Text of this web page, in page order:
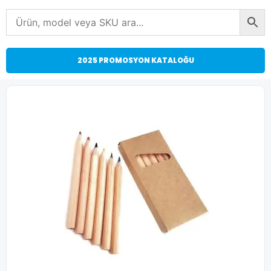
2025 PROMOSYON KATALOĞU